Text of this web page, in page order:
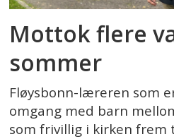
Mottok flere
sommer
Fløysbonn-læreren som
omgang med barn
som frivillig i kirken frem